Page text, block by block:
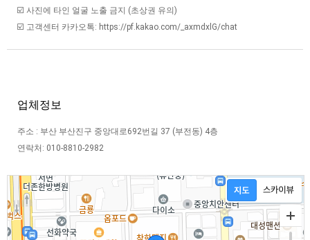
☑️ 사진에 타인 얼굴 노출 금지 (초상권 유의)
☑️ 고객센터 카카오톡: https://pf.kakao.com/_axmdxlG/chat
업체정보
주소 : 부산 부산진구 중앙대로692번길 37 (부전동) 4층
연락처: 010-8810-2982